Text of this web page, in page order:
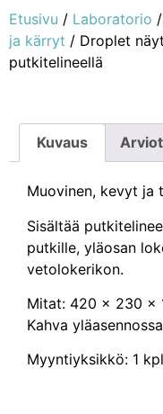
Etusivu / Laboratorio /
ja kärryt / Droplet
putkitelineellä
Kuvaus
Muovinen, kevyt ja
Sisältää
putkille, yläosan
vetolokerikon.
Mitat: 420 x 230 x
Kahva
Myyntiyksikkö: 1 kpl